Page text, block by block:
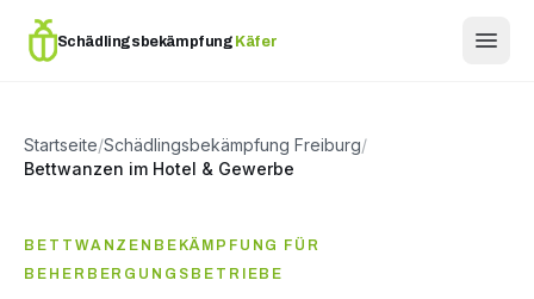
Schädlingsbekämpfung Käfer
Startseite/Schädlingsbekämpfung Freiburg/
Bettwanzen im Hotel & Gewerbe
BETTWANZENBEKÄMPFUNG FÜR
BEHERBERGUNGSBETRIEBE